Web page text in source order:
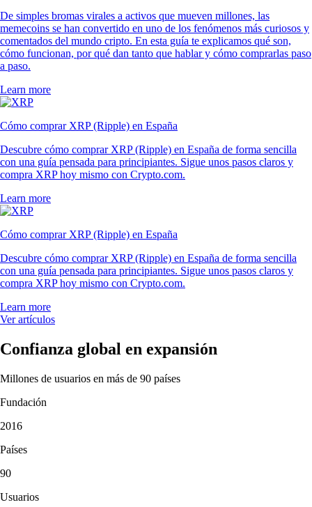
De simples bromas virales a activos que mueven millones, las
memecoins se han convertido en uno de los fenómenos más curiosos y
comentados del mundo cripto. En esta guía te explicamos qué son,
cómo funcionan, por qué dan tanto que hablar y cómo comprarlas paso
a paso.
Learn more
Cómo comprar XRP (Ripple) en España
Descubre cómo comprar XRP (Ripple) en España de forma sencilla
con una guía pensada para principiantes. Sigue unos pasos claros y
compra XRP hoy mismo con Crypto.com.
Learn more
Cómo comprar XRP (Ripple) en España
Descubre cómo comprar XRP (Ripple) en España de forma sencilla
con una guía pensada para principiantes. Sigue unos pasos claros y
compra XRP hoy mismo con Crypto.com.
Learn more
Ver artículos
Confianza global en expansión
Millones de usuarios en más de 90 países
Fundación
2016
Países
90
Usuarios